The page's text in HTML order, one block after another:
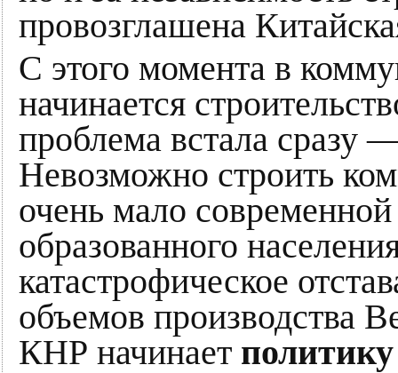
провозглашена
С этого момента в
начинается
проблема встала сразу
Невозможно строить
очень мало
образованного
катастрофическое
объемов производства
КНР начинает